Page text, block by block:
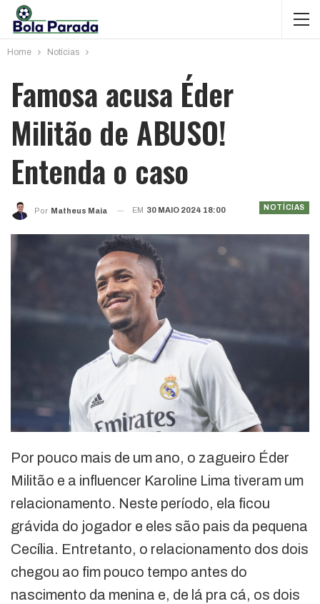
Home Notícias
Famosa acusa Éder
Militão de ABUSO!
Entenda o caso
NOTÍCIAS
Por Matheus Maia EM 30 MAIO 2024 18:00
Por pouco mais de um ano, o zagueiro Éder
Militão e a influencer Karoline Lima tiveram um
relacionamento. Neste período, ela ficou
grávida do jogador e eles são pais da pequena
Cecília. Entretanto, o relacionamento dos dois
chegou ao fim pouco tempo antes do
nascimento da menina e, de lá pra cá, os dois